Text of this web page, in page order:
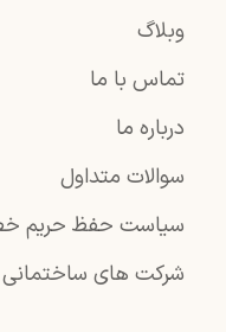
وبلاگ
تماس با ما
درباره ما
سوالات متداول
سیاست حفظ حریم
شرکت های